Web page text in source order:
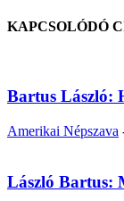
KAPCSOLÓDÓ
Bartus László:
Amerikai Népszava
László Bartus: